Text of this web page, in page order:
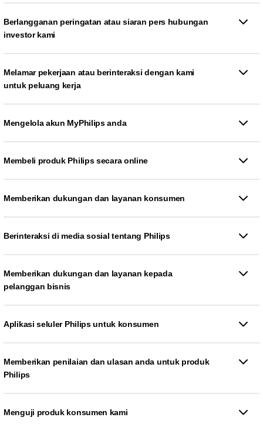
Berlangganan peringatan atau siaran pers hubungan
investor kami
Melamar pekerjaan atau berinteraksi dengan kami
untuk peluang kerja
Mengelola akun MyPhilips anda
Membeli produk Philips secara online
Memberikan dukungan dan layanan konsumen
Berinteraksi di media sosial tentang Philips
Memberikan dukungan dan layanan kepada
pelanggan bisnis
Aplikasi seluler Philips untuk konsumen
Memberikan penilaian dan ulasan anda untuk produk
Philips
Menguji produk konsumen kami